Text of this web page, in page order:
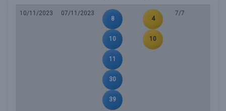
10/11/2023
07/11/2023
8
10
11
30
39
4
10
7/7